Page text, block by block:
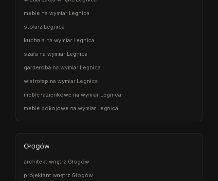
meble na wymiar Legnica
stolarz Legnica
kuchnia na wymiar Legnica
szafa na wymiar Legnica
garderoba na wymiar Legnica
wiatrołap na wymiar Legnica
meble łazienkowe na wymiar Legnica
meble pokojowe na wymiar Legnica
Głogów
architekt wnętrz Głogów
projektant wnętrz Głogów